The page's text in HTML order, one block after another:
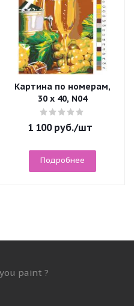
Картина по номерам,
30 x 40, N04
1 100руб./шт
Подробнее
paint ?